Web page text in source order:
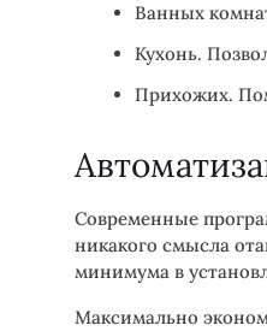
Ванных
Кухонь.
Прихожих.
Современные
никакого смысла
минимума в
Максимально